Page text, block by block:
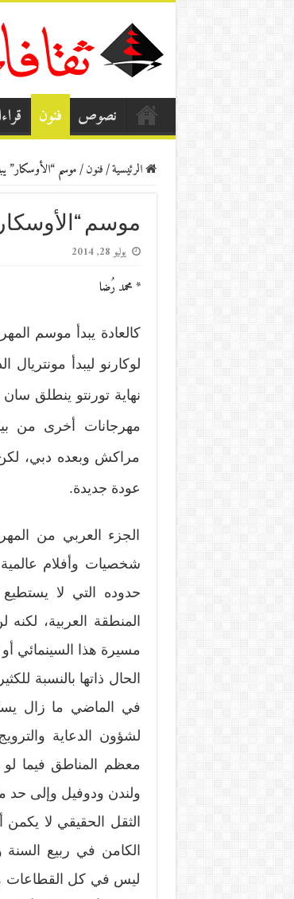
نصوص فنون
الرئيسية/فنون/موسم “الأوسكار”
موسم
يوليو 28, 2014
* محمد رُضا
كالعادة يبدأ موسم
لوكارنو ليبدأ مونتريال
نهاية تورنتو ينطلق
مهرجانات أخرى من
مراكش وبعده دبي،
عودة جديدة.
الجزء العربي من
شخصيات وأفلام
حدوده التي لا
المنطقة العربية،
مسيرة هذا السينمائي
الحال ذاتها بالنسبة
في الماضي ما زال
لشؤون الدعاية
معظم المناطق فيما
ولندن ودوفيل وإلى حد
الثقل الحقيقي لا
الكامن في ربيع
ليس في كل القطاعات